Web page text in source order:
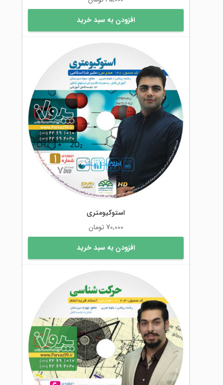
افزودن به سبد خرید
اطلاعات بیشتر
استوکیومتری
70,000 تومان
افزودن به سبد خرید